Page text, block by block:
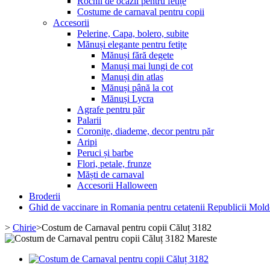
Costume de carnaval pentru copii
Accesorii
Pelerine, Capa, bolero, subite
Mănuși elegante pentru fetițe
Mănuși fără degete
Manuși mai lungi de cot
Manuși din atlas
Mănuși până la cot
Mănuși Lycra
Agrafe pentru păr
Palarii
Coronițe, diademe, decor pentru păr
Aripi
Peruci și barbe
Flori, petale, frunze
Măști de carnaval
Accesorii Halloween
Broderii
Ghid de vaccinare in Romania pentru cetatenii Republicii
> Chirie>Costum de Carnaval pentru copii Căluț 3182
Mareste